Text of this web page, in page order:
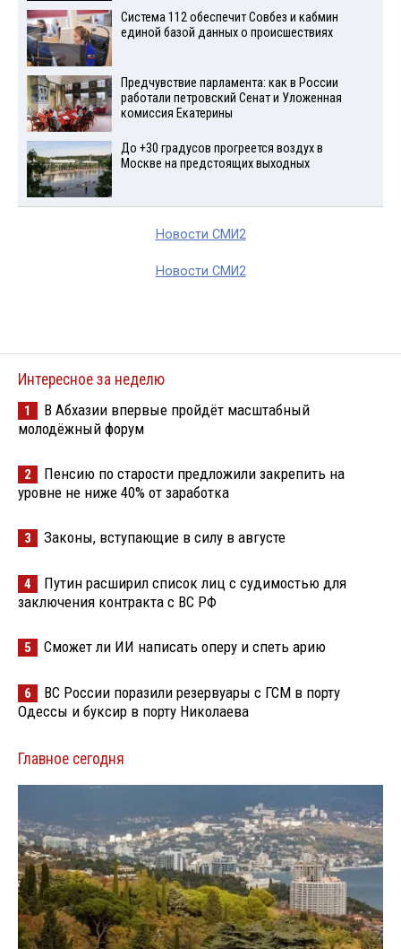
Система 112 обеспечит Совбез и кабмин
единой базой данных о происшествиях
Предчувствие парламента: как в России
работали петровский Сенат и Уложенная
комиссия Екатерины
До +30 градусов прогреется воздух в
Москве на предстоящих выходных
Новости СМИ2
Новости СМИ2
Интересное за неделю
1
В Абхазии впервые пройдёт масштабный
молодёжный форум
2
Пенсию по старости предложили закрепить на
уровне не ниже 40% от заработка
3 Законы, вступающие в силу в августе
4
Путин расширил список лиц с судимостью для
заключения контракта с ВС РФ
5 Сможет ли ИИ написать оперу и спеть арию
6
ВС России поразили резервуары с ГСМ в порту
Одессы и буксир в порту Николаева
Главное сегодня